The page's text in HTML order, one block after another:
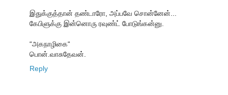
இதுக்குத்தான் தண்டாரோ, அப்பவே சொன்னேன்...
கேபிளுக்கு இன்னொரு ரவுண்ட் போடுங்கன்னு.
“அகநாழிகை“
பொன்.வாசுதேவன்.
Reply